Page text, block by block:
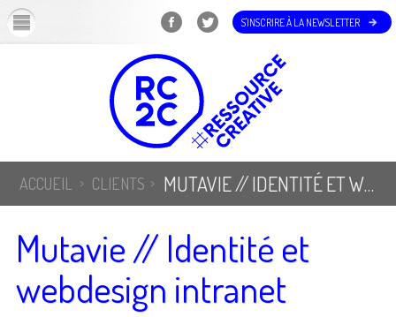
S'INSCRIRE À LA NEWSLETTER
ACCUEIL CLIENTS MUTAVIE // IDENTITÉ ET WEBDESIGN INTRANET
Mutavie // Identité et
webdesign intranet